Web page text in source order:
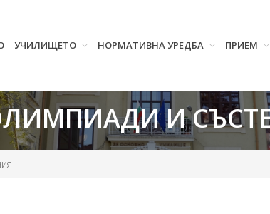
УЧИЛИЩЕТО НОРМАТИВНА УРЕДБА ПРИЕМ
И